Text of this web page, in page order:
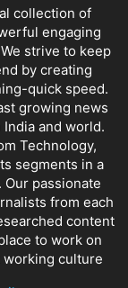
collection of
engaging
strive to keep
by creating
quick speed.
growing news
and world.
Technology,
segments in a
passionate
from each
content
to work on
working culture